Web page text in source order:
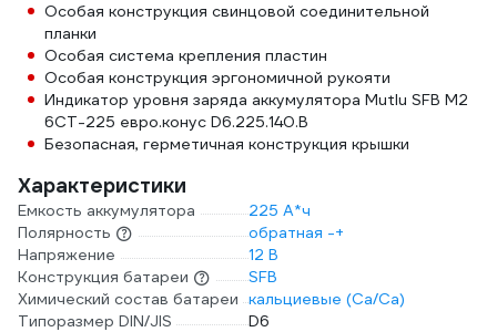
Особая конструкция свинцовой соединительной
планки
Особая система крепления пластин
Особая конструкция эргономичной рукояти
Индикатор уровня заряда аккумулятора Mutlu SFB M2
6СТ-225 евро.конус D6.225.140.B
Безопасная, герметичная конструкция крышки
Характеристики
Емкость аккумулятора
225 А*ч
Полярность
обратная -+
Напряжение
12 В
Конструкция батареи
SFB
Химический состав батареи кальциевые (Ca/Ca)
Типоразмер DIN/JIS
D6